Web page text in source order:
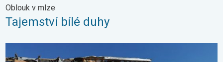
Oblouk v mlze
Tajemství bílé duhy